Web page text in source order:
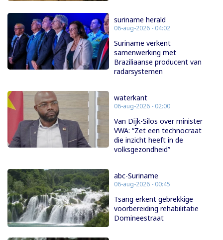
suriname herald
06-aug-2026 - 04:02
Suriname verkent
samenwerking met
Braziliaanse producent van
radarsystemen
waterkant
06-aug-2026 - 02:00
Van Dijk-Silos over minister
VWA: “Zet een technocraat
die inzicht heeft in de
volksgezondheid”
abc-Suriname
06-aug-2026 - 00:45
Tsang erkent gebrekkige
voorbereiding rehabilitatie
Domineestraat